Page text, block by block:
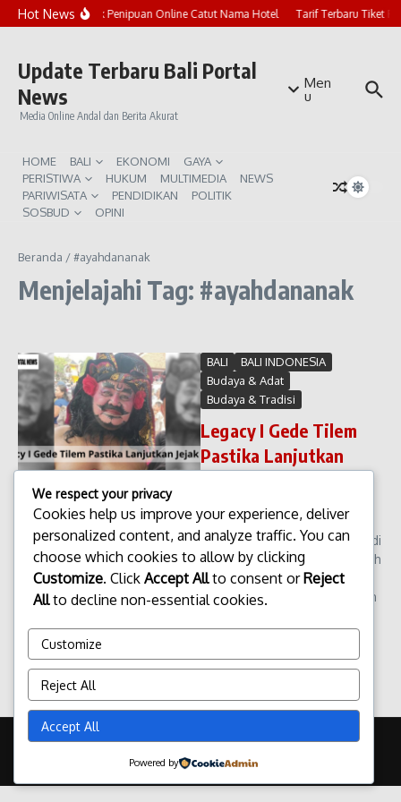
Lewati ke konten
Hot NewsMarak Penipuan Online Catut Nama Hotel Tarif Terbaru Tiket
Update Terbaru Bali Portal
News
Media Online Andal dan Berita Akurat
Men
u
HOME BALI EKONOMI
GAYA
PERISTIWA
HUKUM MULTIMEDIA
NEWS
PARIWISATA
PENDIDIKAN
POLITIK
SOSBUD
OPINI
Beranda /#ayahdananak
Menjelajahi Tag: #ayahdananak
BALI
BALI INDONESIA
Budaya & Adat
Budaya & Tradisi
Legacy I Gede Tilem
Pastika Lanjutkan
Lanjutkan Jejak Ayah Nama
keluarga Pastika sudah lama di
kenal dalam perjalanan sejarah
Bali, khususnya di bidang
pemerintahan dan pengabdian
ayah,...
admin Januari 13, 2026
Copyright © 2026 Update Terbaru Bali Portal News | Powered by
Majalah Berita X
We respect your privacy
Cookies help us improve your experience, deliver
personalized content, and analyze traffic. You can
choose which cookies to allow by clicking
Customize. Click Accept Allto consent orReject
Allto decline non-essential cookies.
Customize
Reject All
Accept All
Powered by